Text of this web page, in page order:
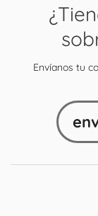
Envíanos tu